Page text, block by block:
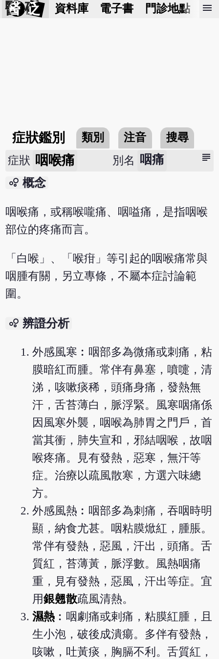
醫 砭 資料庫 電子書 門診地點 預
menu
症狀鑑別 類別 注音 搜尋
subject
症狀 咽喉痛 別名 咽痛
bubble_chart 概念
咽喉痛，或稱喉嚨痛、咽嗌痛，是指咽喉
部位的疼痛而言。
「白喉」、「喉疳」等引起的咽喉痛常與
咽腫有關，另立專條，不屬本症討論範
圍。
bubble_chart 辨證分析
外感風寒︰咽部多為微痛或刺痛，粘
膜暗紅而腫。常伴有鼻塞，噴嚏，清
涕，咳嗽痰稀，頭痛身痛，發熱無
汗，舌苔薄白，脈浮緊。風寒咽痛係
因風寒外襲，咽喉為肺胃之門戶，首
當其衝，肺失宣和，邪結咽喉，故咽
喉疼痛。見有發熱，惡寒，無汗等
症。治療以疏風散寒，方選六味總
方。
外感風熱︰咽部多為刺痛，吞咽時明
顯，納食尤甚。咽粘膜焮紅，腫脹。
常伴有發熱，惡風，汗出，頭痛。舌
質紅，苔薄黃，脈浮數。風熱咽痛
重，見有發熱，惡風，汗出等症。宜
用銀翹散疏風清熱。
濕熱 ︰咽劇痛或剌痛，粘膜紅腫，且
生小泡，破後成潰瘍。多伴有發熱，
咳嗽，吐黃痰，胸膈不利。舌質紅，